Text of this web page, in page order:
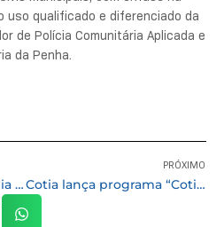
uso qualificado e diferenciado da
de Polícia Comunitária Aplicada e
da Penha.
Prefeitura de Cotia amplia ações educativas no Maio Amarelo
PRÓXIMO
Cotia lança programa “Cotia Com Sinais” para ampliar atendimento acessível à comunidade surda